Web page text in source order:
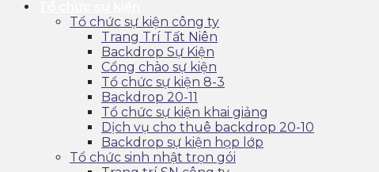
Tổ chức sự kiện công ty
Trang Trí Tất Niên
Backdrop Sự Kiện
Cổng chào sự kiện
Tổ chức sự kiện 8-3
Backdrop 20-11
Tổ chức sự kiện khai giảng
Dịch vụ cho thuê backdrop 20-10
Backdrop sự kiện họp lớp
Tổ chức sinh nhật trọn gói